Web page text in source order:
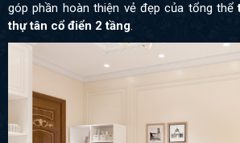
góp phần hoàn thiện vẻ đẹp của tổng thể
thự tân cổ điển 2 tầng.